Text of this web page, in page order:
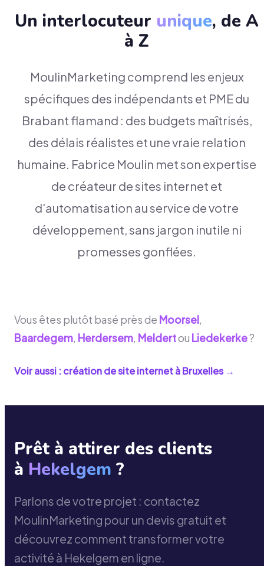
Un interlocuteur unique, de A
à Z
MoulinMarketing comprend les enjeux
spécifiques des indépendants et PME du
Brabant flamand : des budgets maîtrisés,
des délais réalistes et une vraie relation
humaine. Fabrice Moulin met son expertise
de créateur de sites internet et
d'automatisation au service de votre
développement, sans jargon inutile ni
promesses gonflées.
Vous êtes plutôt basé près de Moorsel,
Baardegem, Herdersem, Meldertou Liedekerke?
Voir aussi : création de site internet àBruxelles→
Prêt à attirer des clients
à Hekelgem ?
Parlons de votre projet : contactez
MoulinMarketing pour un devis gratuit et
découvrez comment transformer votre
activité à Hekelgem en ligne.